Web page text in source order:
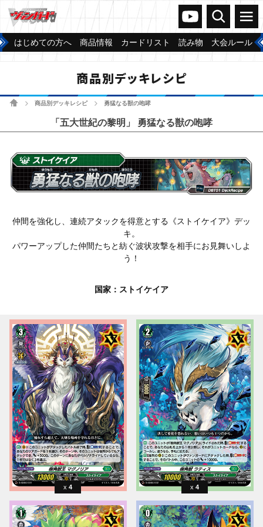
ヴァンガードch
検索 メニュー
はじめての方へ 商品情報 カードリスト 読み物 大会ルール
商品別デッキレシピ
ホーム商品別デッキレシピ 勇猛なる獣の咆哮
「五大世紀の黎明」 勇猛なる獣の咆哮
仲間を強化し、連続アタックを得意とする《ストイケイア》デッ
キ。
パワーアップした仲間たちと紡ぐ波状攻撃を相手にお見舞いしよ
う！
国家：ストイケイア
4 4